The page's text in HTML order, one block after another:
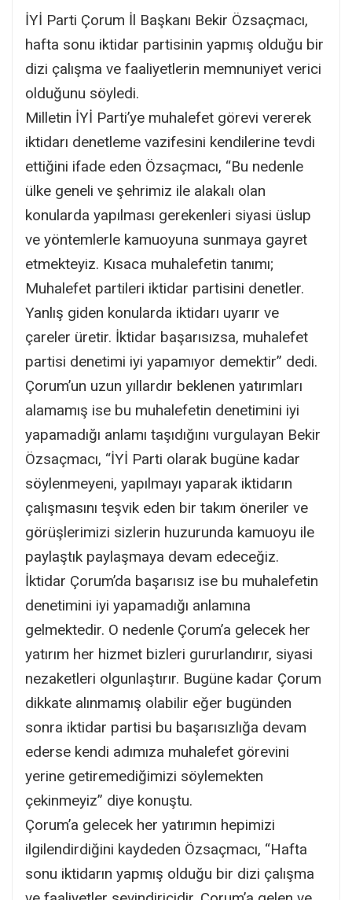
İYİ Parti Çorum İl Başkanı Bekir Özsaçmacı,
hafta sonu iktidar partisinin yapmış olduğu bir
dizi çalışma ve faaliyetlerin memnuniyet verici
olduğunu söyledi.
Milletin İYİ Parti’ye muhalefet görevi vererek
iktidarı denetleme vazifesini kendilerine tevdi
ettiğini ifade eden Özsaçmacı, “Bu nedenle
ülke geneli ve şehrimiz ile alakalı olan
konularda yapılması gerekenleri siyasi üslup
ve yöntemlerle kamuoyuna sunmaya gayret
etmekteyiz. Kısaca muhalefetin tanımı;
Muhalefet partileri iktidar partisini denetler.
Yanlış giden konularda iktidarı uyarır ve
çareler üretir. İktidar başarısızsa, muhalefet
partisi denetimi iyi yapamıyor demektir” dedi.
Çorum’un uzun yıllardır beklenen yatırımları
alamamış ise bu muhalefetin denetimini iyi
yapamadığı anlamı taşıdığını vurgulayan Bekir
Özsaçmacı, “İYİ Parti olarak bugüne kadar
söylenmeyeni, yapılmayı yaparak iktidarın
çalışmasını teşvik eden bir takım öneriler ve
görüşlerimizi sizlerin huzurunda kamuoyu ile
paylaştık paylaşmaya devam edeceğiz.
İktidar Çorum’da başarısız ise bu muhalefetin
denetimini iyi yapamadığı anlamına
gelmektedir. O nedenle Çorum’a gelecek her
yatırım her hizmet bizleri gururlandırır, siyasi
nezaketleri olgunlaştırır. Bugüne kadar Çorum
dikkate alınmamış olabilir eğer bugünden
sonra iktidar partisi bu başarısızlığa devam
ederse kendi adımıza muhalefet görevini
yerine getiremediğimizi söylemekten
çekinmeyiz” diye konuştu.
Çorum’a gelecek her yatırımın hepimizi
ilgilendirdiğini kaydeden Özsaçmacı, “Hafta
sonu iktidarın yapmış olduğu bir dizi çalışma